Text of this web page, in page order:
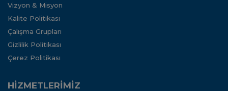
Vizyon & Misyon
Kalite Politikası
Çalışma Grupları
Gizlilik Politikası
Çerez Politikası
HİZMETLERİMİZ